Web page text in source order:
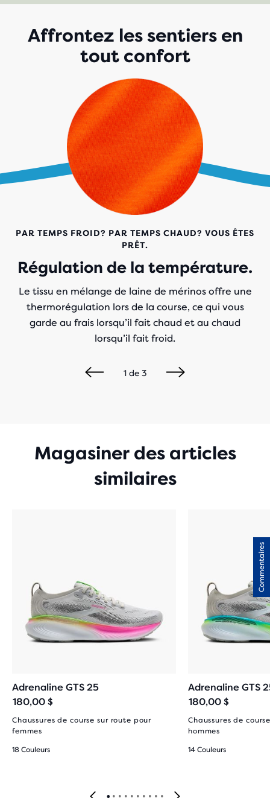
Affrontez les sentiers en
tout confort
PAR TEMPS FROID? PAR TEMPS CHAUD? VOUS ÊTES
PRÊT.
Régulation de la température.
Le tissu en mélange de laine de mérinos offre une
thermorégulation lors de la course, ce qui vous
garde au frais lorsqu’il fait chaud et au chaud
lorsqu’il fait froid.
1de 3
Magasiner des articles
similaires
Adrenaline GTS 25
180,00 $
Chaussures de course sur route pour
femmes
18 Couleurs
Adrenaline GTS
180,00 $
Chaussures de
hommes
14 Couleurs
Commentaires